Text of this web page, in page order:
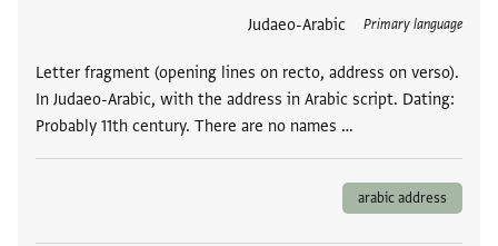
Primary language
Judaeo-Arabic
Letter fragment (opening lines on recto, address on verso).
In Judaeo-Arabic, with the address in Arabic script. Dating:
Probably 11th century. There are no names …
العلامات
arabic address